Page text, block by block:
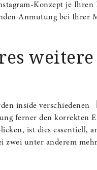
Konzept je Ihren
Anmutung bei Ihrer
weitere
inside verschiedenen
ferner den korrekten
ist dies essentiell,
zwei unter anderem